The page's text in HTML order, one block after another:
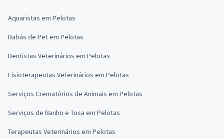
Aquaristas em Pelotas
Babás de Pet em Pelotas
Dentistas Veterinários em Pelotas
Fisioterapeutas Veterinários em Pelotas
Serviços Crematórios de Animais em Pelotas
Serviços de Banho e Tosa em Pelotas
Terapeutas Veterinários em Pelotas